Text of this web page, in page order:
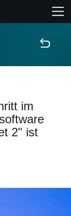
im
2" ist